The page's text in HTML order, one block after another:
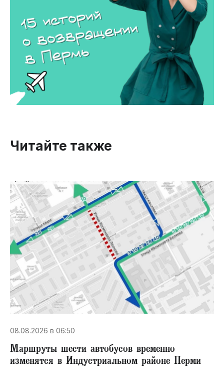
Читайте также
08.08.2026 в 06:50
Маршруты шести автобусов временно
изменятся в Индустриальном районе Перми